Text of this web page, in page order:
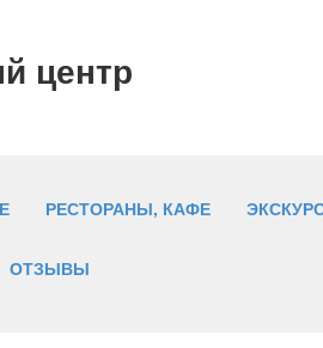
центр
РЕСТОРАНЫ, КАФЕ
ОТЗЫВЫ